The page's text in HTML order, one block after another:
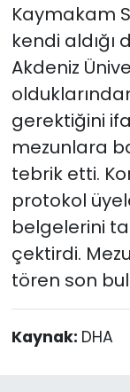
Kaymakam
kendi
Akdeniz
gerektiğini
mezunlara
tebrik etti.
protokol
belgelerini
çektirdi.
tören son
Kaynak: DHA